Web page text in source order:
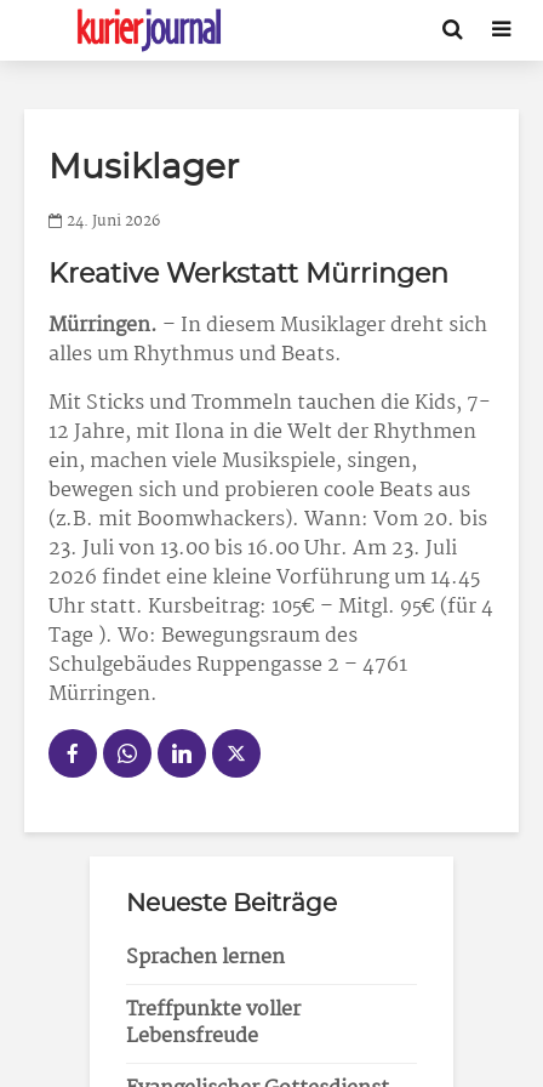
Musiklager
24. Juni 2026
Kreative Werkstatt Mürringen
Mürringen. – In diesem Musiklager dreht sich
alles um Rhythmus und Beats.
Mit Sticks und Trommeln tauchen die Kids, 7-
12 Jahre, mit Ilona in die Welt der Rhythmen
ein, machen viele Musikspiele, singen,
bewegen sich und probieren coole Beats aus
(z.B. mit Boomwhackers). Wann: Vom 20. bis
23. Juli von 13.00 bis 16.00 Uhr. Am 23. Juli
2026 findet eine kleine Vorführung um 14.45
Uhr statt. Kursbeitrag: 105€ – Mitgl. 95€ (für 4
Tage ). Wo: Bewegungsraum des
Schulgebäudes Ruppengasse 2 – 4761
Mürringen.
Neueste Beiträge
Sprachen lernen
Treffpunkte voller
Lebensfreude